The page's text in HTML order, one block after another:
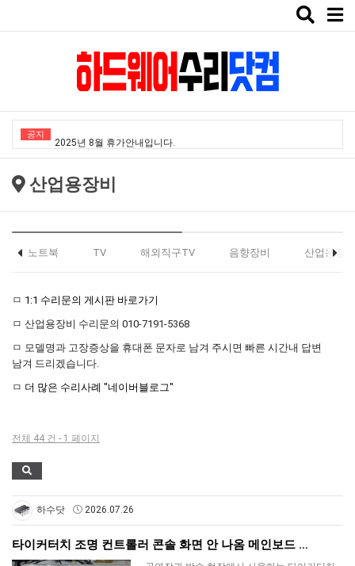
Toggle
공지
"노트북부서" 1월 임시휴가 안내
택배비인상안내
★★★ 1:1 수리문의 문의 ★★★
2024년 한가위 휴일 안내
택배비인상안내
산업용장비
노트북 TV 해외직구TV 음향장비 산업용장비
ㅁ 1:1 수리문의 게시판 바로가기
ㅁ 산업용장비 수리문의 010-7191-5368
ㅁ 모델명과 고장증상을 휴대폰 문자로 남겨 주시면 빠른 시간내 답변
남겨 드리겠습니다.
ㅁ 더 많은 수리사례 "네이버블로그"
전체 44 건 - 1 페이지
하수닷 2026.07.26
타이커터치 조명 컨트롤러 콘솔 화면 안 나옴 메인보드 …